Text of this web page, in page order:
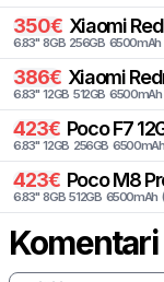
350€ Xiaomi
6.83" 8GB 256GB 6500mAh
386€ Xiaomi
6.83" 12GB 512GB 6500mAh
423€ Poco F7
6.83" 12GB 256GB 6500mAh
423€ Poco M8
6.83" 8GB 512GB 6500mAh (
Komentari